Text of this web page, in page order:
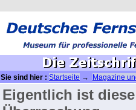
Sie sind hier : Startseite →
Magazine
Eigentlich ist